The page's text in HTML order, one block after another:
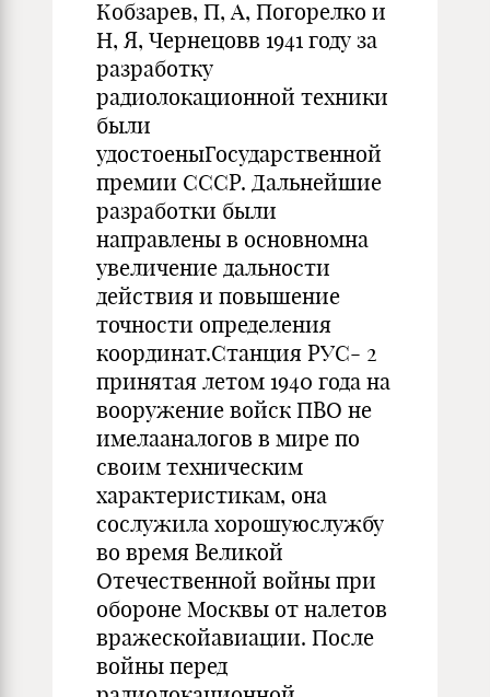
Кобзарев, П, А, Погорелко и
Н, Я, Чернецовв 1941 году за
разработку
радиолокационной техники
были
удостоеныГосударственной
премии СССР. Дальнейшие
разработки были
направлены в основномна
увеличение дальности
действия и повышение
точности определения
координат.Станция РУС- 2
принятая летом 1940 года на
вооружение войск ПВО не
имелааналогов в мире по
своим техническим
характеристикам, она
сослужила хорошуюслужбу
во время Великой
Отечественной войны при
обороне Москвы от налетов
вражескойавиации. После
войны перед